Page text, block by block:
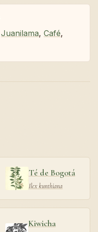
Juanilama, Café,
Té de Bogotá
Ilex kunthiana
Kiwicha